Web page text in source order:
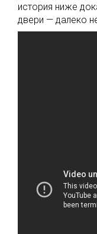
история ниже
двери — далеко